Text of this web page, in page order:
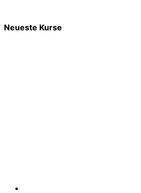
Neueste Kurse